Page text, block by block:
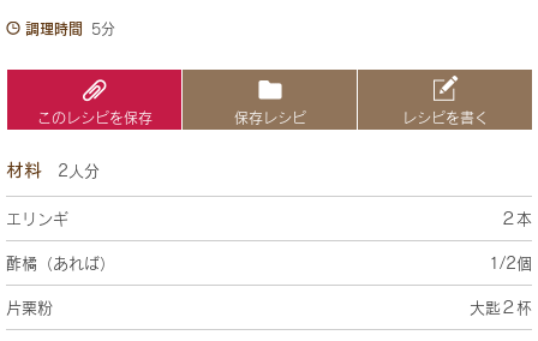
調理時間 5分
このレシピを保存 保存レシピ レシピを書く
材料 2人分
エリンギ ２本
酢橘（あれば） 1/2個
片栗粉 大匙２杯